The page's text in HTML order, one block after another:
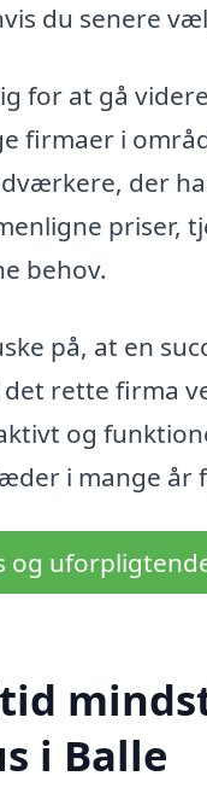
du senere
for at gå
firmaer i
der
priser,
behov.
på, at en
rette firma
og
i mange år
og
i Balle